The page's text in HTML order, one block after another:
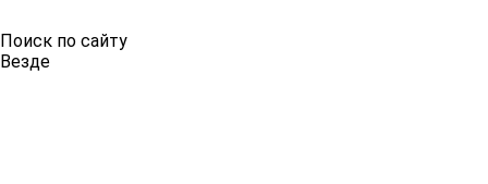
Поиск по сайту
Везде